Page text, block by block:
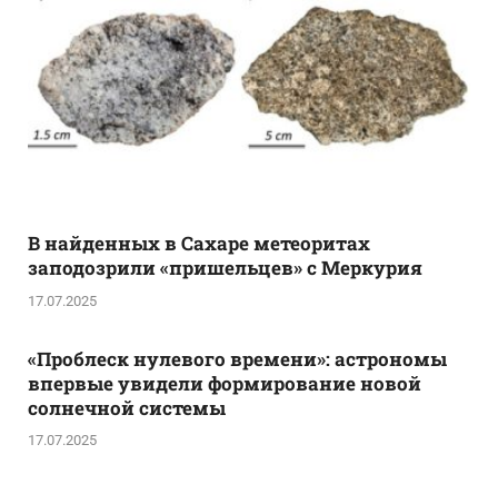
В найденных в Сахаре метеоритах
заподозрили «пришельцев» с Меркурия
17.07.2025
«Проблеск нулевого времени»: астрономы
впервые увидели формирование новой
солнечной системы
17.07.2025